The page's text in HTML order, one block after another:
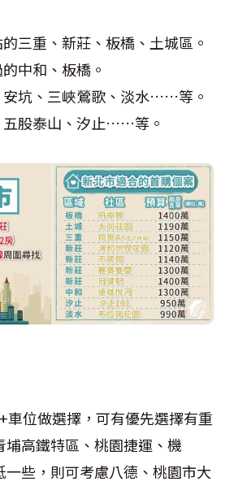
三重、新莊、板橋、土城區。
中和、板橋。
安坑、三峽鶯歌、淡水……等。
五股泰山、汐止……等。
車位做選擇，可有優先選擇有重
埔高鐵特區、桃園捷運、機
些，則可考慮八德、桃園市大